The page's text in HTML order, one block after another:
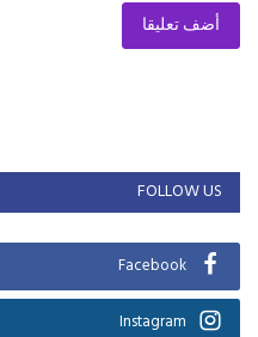
أضف تعليقا
FOLLOW US
Facebook
Instagram